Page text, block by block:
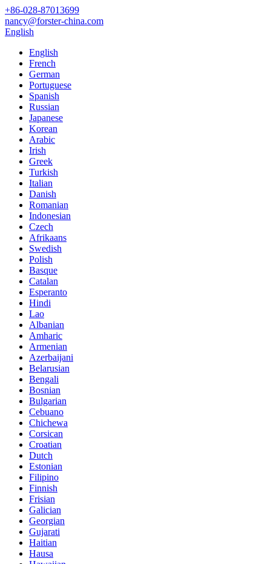
+86-028-87013699
nancy@forster-china.com
English
English
French
German
Portuguese
Spanish
Russian
Japanese
Korean
Arabic
Irish
Greek
Turkish
Italian
Danish
Romanian
Indonesian
Czech
Afrikaans
Swedish
Polish
Basque
Catalan
Esperanto
Hindi
Lao
Albanian
Amharic
Armenian
Azerbaijani
Belarusian
Bengali
Bosnian
Bulgarian
Cebuano
Chichewa
Corsican
Croatian
Dutch
Estonian
Filipino
Finnish
Frisian
Galician
Georgian
Gujarati
Haitian
Hausa